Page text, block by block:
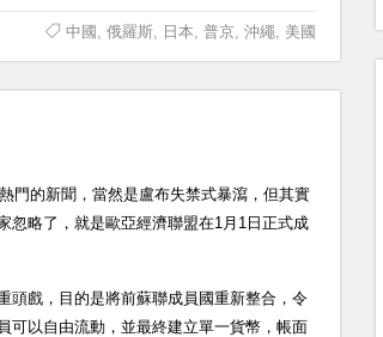
中國 , 俄羅斯, 日本, 普京, 沖繩, 美國
門的新聞，當然是盧布失禁式暴瀉，但其實
忽略了，就是歐亞經濟聯盟在1月1日正式成
頭戲，目的是將前蘇聯成員國重新整合，令
可以自由流動，並最終建立單一貨幣，帳面